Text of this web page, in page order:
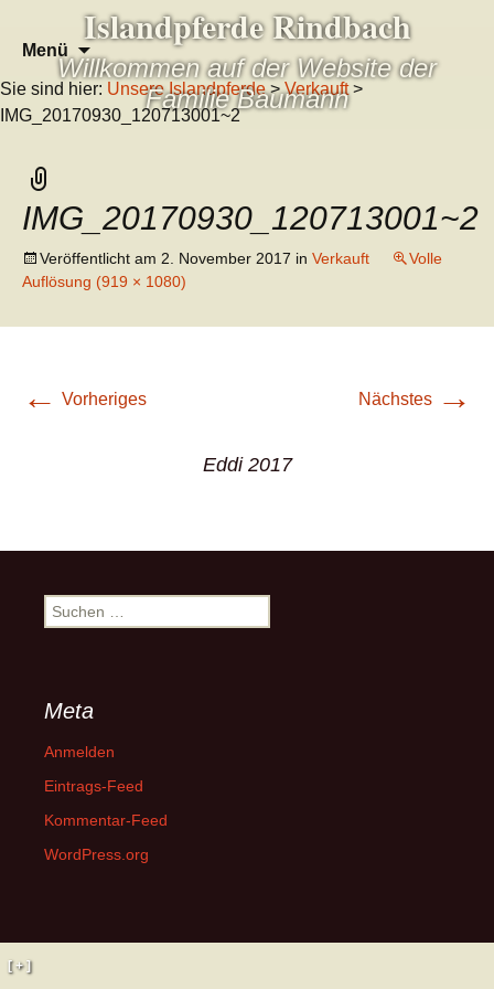
Islandpferde Rindbach
Willkommen auf der Website der
Familie Baumann
Menü
Zum
Inhalt
springen
nach:
Sie sind hier: Unsere Islandpferde>Verkauft>
IMG_20170930_120713001~2
IMG_20170930_120713001~2
Veröffentlicht am 2. November 2017 in Verkauft
Volle
Auflösung (919 × 1080)
← Vorheriges Nächstes →
Eddi 2017
Suchen
nach:
Meta
Anmelden
Eintrags-Feed
Kommentar-Feed
WordPress.org
[ + ]